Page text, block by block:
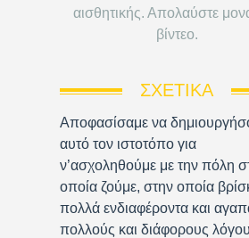
αισθητικής. Απολαύστε
βίντεο.
ΣΧΕΤΙΚΆ
Αποφασίσαμε να
αυτό τον ιστοτόπο για
ν’ασχοληθούμε με την πόλη
οποία ζούμε, στην οποία
πολλά ενδιαφέροντα και
πολλούς και διάφορους